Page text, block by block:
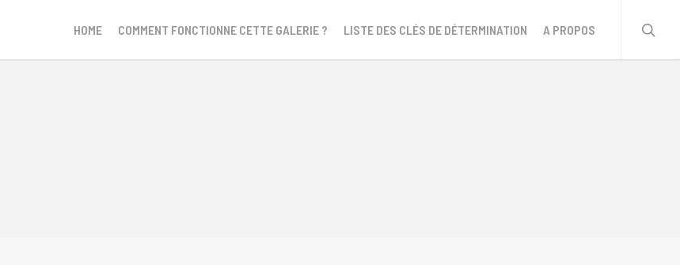
HOME COMMENT FONCTIONNE CETTE GALERIE ? LISTE DES CLÉS DE DÉTERMINATION A PROPOS